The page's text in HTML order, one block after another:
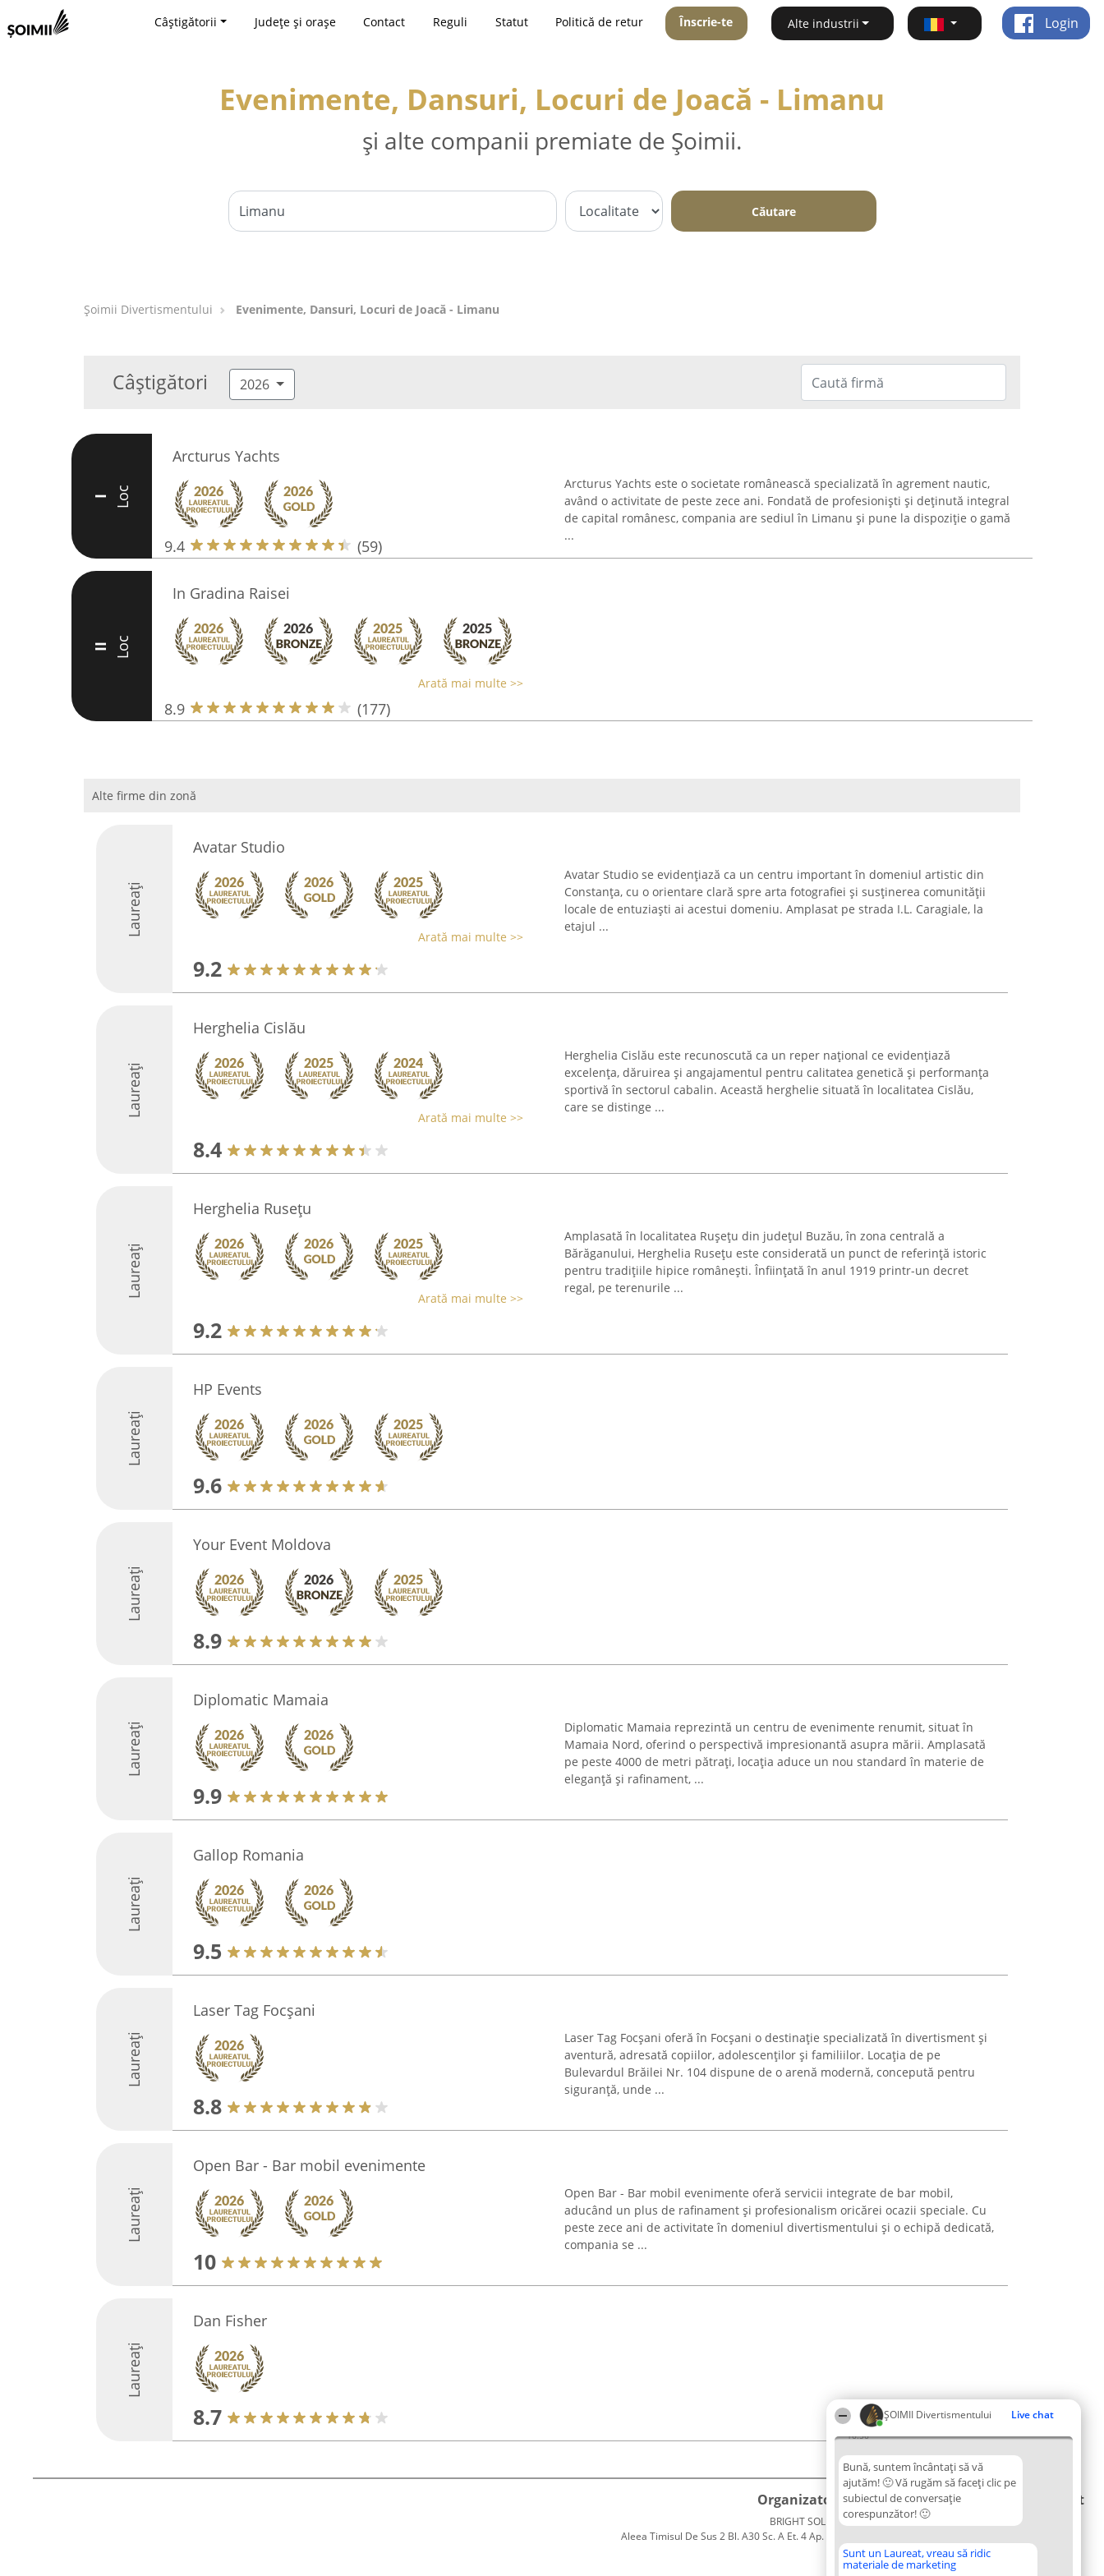
ŞOIMII Divertismentului Live chat
16:56
Bună, suntem încântați să vă
ajutăm! 🙂 Vă rugăm să faceți clic pe
subiectul de conversație
corespunzător! 🙂
Sunt un Laureat, vreau să ridic
materiale de marketing
Câștigătorii Județe și orașe Contact Reguli Statut Politică de retur Înscrie-te Alte industrii Login
Evenimente, Dansuri, Locuri de Joacă - Limanu
și alte companii premiate de Șoimii.
Căutare
Şoimii Divertismentului Evenimente, Dansuri, Locuri de Joacă - Limanu
Câștigători 2026
I Loc
Arcturus Yachts
9.4 (59)
Arcturus Yachts este o societate românească specializată în agrement nautic,
având o activitate de peste zece ani. Fondată de profesioniști și deținută integral
de capital românesc, compania are sediul în Limanu și pune la dispoziție o gamă
...
II Loc
In Gradina Raisei
Arată mai multe >>
8.9 (177)
Alte firme din zonă
Laureați
Avatar Studio
Arată mai multe >>
9.2
Avatar Studio se evidențiază ca un centru important în domeniul artistic din
Constanța, cu o orientare clară spre arta fotografiei și susținerea comunității
locale de entuziaști ai acestui domeniu. Amplasat pe strada I.L. Caragiale, la
etajul ...
Laureați
Herghelia Cislău
Arată mai multe >>
8.4
Herghelia Cislău este recunoscută ca un reper național ce evidențiază
excelența, dăruirea și angajamentul pentru calitatea genetică și performanța
sportivă în sectorul cabalin. Această herghelie situată în localitatea Cislău,
care se distinge ...
Laureați
Herghelia Rusețu
Arată mai multe >>
9.2
Amplasată în localitatea Rușețu din județul Buzău, în zona centrală a
Bărăganului, Herghelia Rusețu este considerată un punct de referință istoric
pentru tradițiile hipice românești. Înființată în anul 1919 printr-un decret
regal, pe terenurile ...
Laureați
HP Events
9.6
Laureați
Your Event Moldova
8.9
Laureați
Diplomatic Mamaia
9.9
Diplomatic Mamaia reprezintă un centru de evenimente renumit, situat în
Mamaia Nord, oferind o perspectivă impresionantă asupra mării. Amplasată
pe peste 4000 de metri pătrați, locația aduce un nou standard în materie de
eleganță și rafinament, ...
Laureați
Gallop Romania
9.5
Laureați
Laser Tag Focșani
8.8
Laser Tag Focșani oferă în Focșani o destinație specializată în divertisment și
aventură, adresată copiilor, adolescenților și familiilor. Locația de pe
Bulevardul Brăilei Nr. 104 dispune de o arenă modernă, concepută pentru
siguranță, unde ...
Laureați
Open Bar - Bar mobil evenimente
10
Open Bar - Bar mobil evenimente oferă servicii integrate de bar mobil,
aducând un plus de rafinament și profesionalism oricărei ocazii speciale. Cu
peste zece ani de activitate în domeniul divertismentului și o echipă dedicată,
compania se ...
Laureați
Dan Fisher
8.7
Organizator Ranking
BRIGHT SOLUTIONS BR SRL
Aleea Timisul De Sus 2 Bl. A30 Sc. A Et. 4 Ap. 13 Cod 061952
București
CUI 36737675
Plebiscyt
Tuturor
Laureaților
Contact